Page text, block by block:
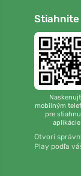
Stiahnite
mobilným
pre
aplikácie
Otvorí
Play podľa